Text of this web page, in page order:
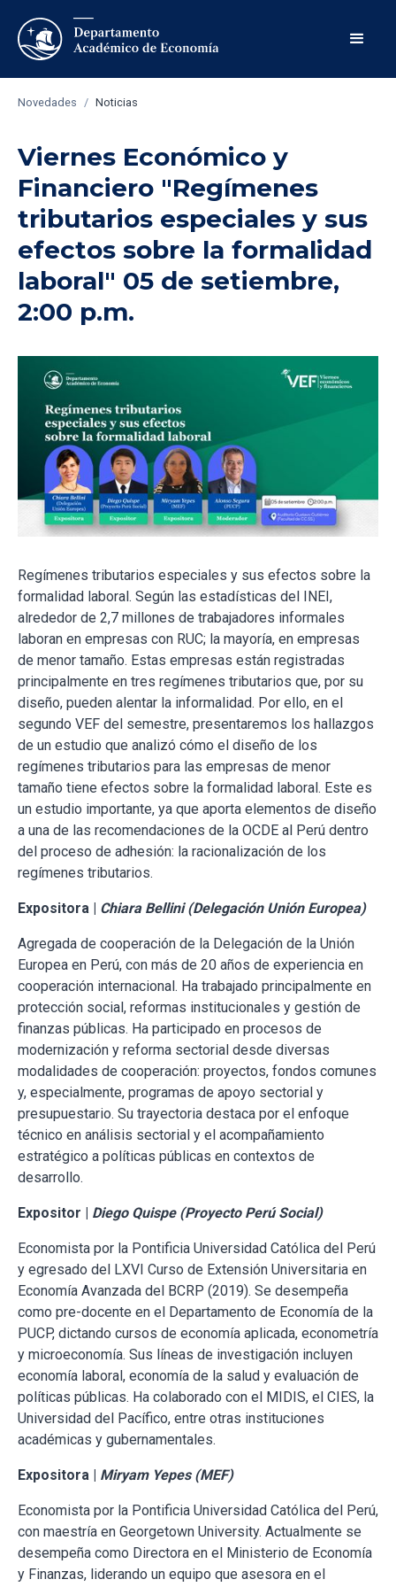
Novedades / Noticias
Viernes Económico y
Financiero "Regímenes
tributarios especiales y sus
efectos sobre la formalidad
laboral" 05 de setiembre,
2:00 p.m.
Regímenes tributarios especiales y sus efectos sobre la
formalidad laboral. Según las estadísticas del INEI,
alrededor de 2,7 millones de trabajadores informales
laboran en empresas con RUC; la mayoría, en empresas
de menor tamaño. Estas empresas están registradas
principalmente en tres regímenes tributarios que, por su
diseño, pueden alentar la informalidad. Por ello, en el
segundo VEF del semestre, presentaremos los hallazgos
de un estudio que analizó cómo el diseño de los
regímenes tributarios para las empresas de menor
tamaño tiene efectos sobre la formalidad laboral. Este es
un estudio importante, ya que aporta elementos de diseño
a una de las recomendaciones de la OCDE al Perú dentro
del proceso de adhesión: la racionalización de los
regímenes tributarios.
Expositora | Chiara Bellini (Delegación Unión Europea)
Agregada de cooperación de la Delegación de la Unión
Europea en Perú, con más de 20 años de experiencia en
cooperación internacional. Ha trabajado principalmente en
protección social, reformas institucionales y gestión de
finanzas públicas. Ha participado en procesos de
modernización y reforma sectorial desde diversas
modalidades de cooperación: proyectos, fondos comunes
y, especialmente, programas de apoyo sectorial y
presupuestario. Su trayectoria destaca por el enfoque
técnico en análisis sectorial y el acompañamiento
estratégico a políticas públicas en contextos de
desarrollo.
Expositor | Diego Quispe (Proyecto Perú Social)
Economista por la Pontificia Universidad Católica del Perú
y egresado del LXVI Curso de Extensión Universitaria en
Economía Avanzada del BCRP (2019). Se desempeña
como pre-docente en el Departamento de Economía de la
PUCP, dictando cursos de economía aplicada, econometría
y microeconomía. Sus líneas de investigación incluyen
economía laboral, economía de la salud y evaluación de
políticas públicas. Ha colaborado con el MIDIS, el CIES, la
Universidad del Pacífico, entre otras instituciones
académicas y gubernamentales.
Expositora | Miryam Yepes (MEF)
Economista por la Pontificia Universidad Católica del Perú,
con maestría en Georgetown University. Actualmente se
desempeña como Directora en el Ministerio de Economía
y Finanzas, liderando un equipo que asesora en el